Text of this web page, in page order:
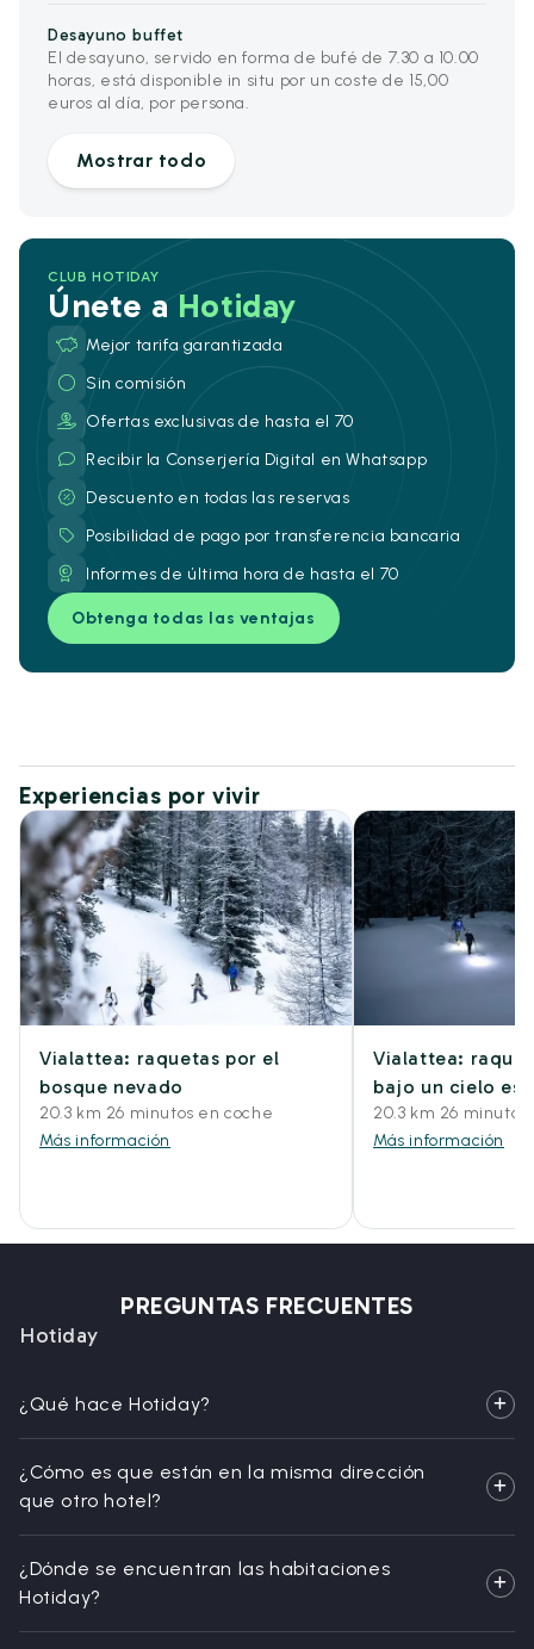
Desayuno buffet
El desayuno, servido en forma de bufé de 7.30 a 10.00
horas, está disponible in situ por un coste de 15,00
euros al día, por persona.
Mostrar todo
CLUB HOTIDAY
Únete aHotiday
Mejor tarifa garantizada
Sin comisión
Ofertas exclusivas de hasta el 70
Recibir la Conserjería Digital en Whatsapp
Descuento en todas las reservas
Posibilidad de pago por transferencia bancaria
Informes de última hora de hasta el 70
Obtenga todas las ventajas
Experiencias por vivir
Vialattea: raquetas por el
bosque nevado
20.3 km 26 minutos en coche
Más información
Vialattea:
bajo un cielo
20.3 km 26
Más información
PREGUNTAS FRECUENTES
Hotiday
¿Qué hace Hotiday?
¿Cómo es que están en la misma dirección
que otro hotel?
¿Dónde se encuentran las habitaciones
Hotiday?